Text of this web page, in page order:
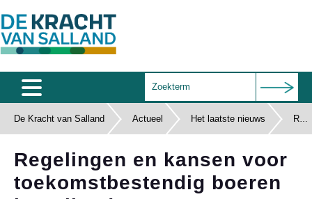
Home
Salland Café
De Kracht van Salland Actueel Het laatste nieuws Regelingen en kansen voor toekomstbestendig boeren in Salland
Regelingen en kansen voor
toekomstbestendig boeren